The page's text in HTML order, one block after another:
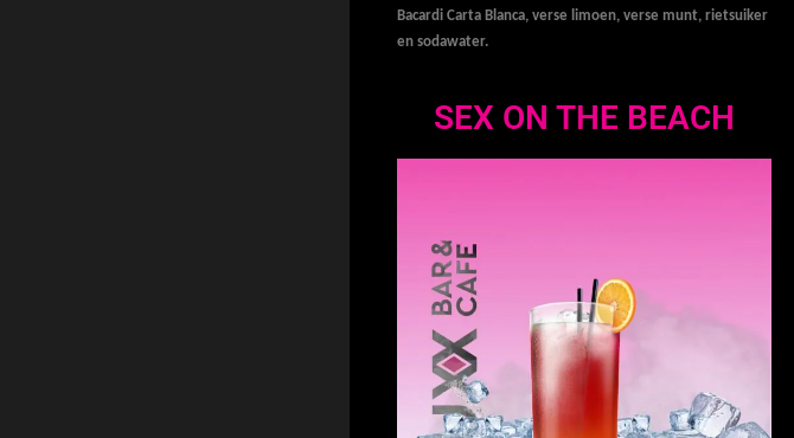
Bacardi Carta Blanca, verse limoen, verse munt, rietsuiker
en sodawater.
SEX ON THE BEACH